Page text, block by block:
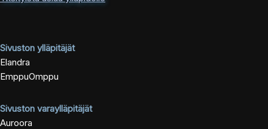
Sivuston ylläpitäjät
Elandra
EmppuOmppu
Sivuston varaylläpitäjät
Auroora